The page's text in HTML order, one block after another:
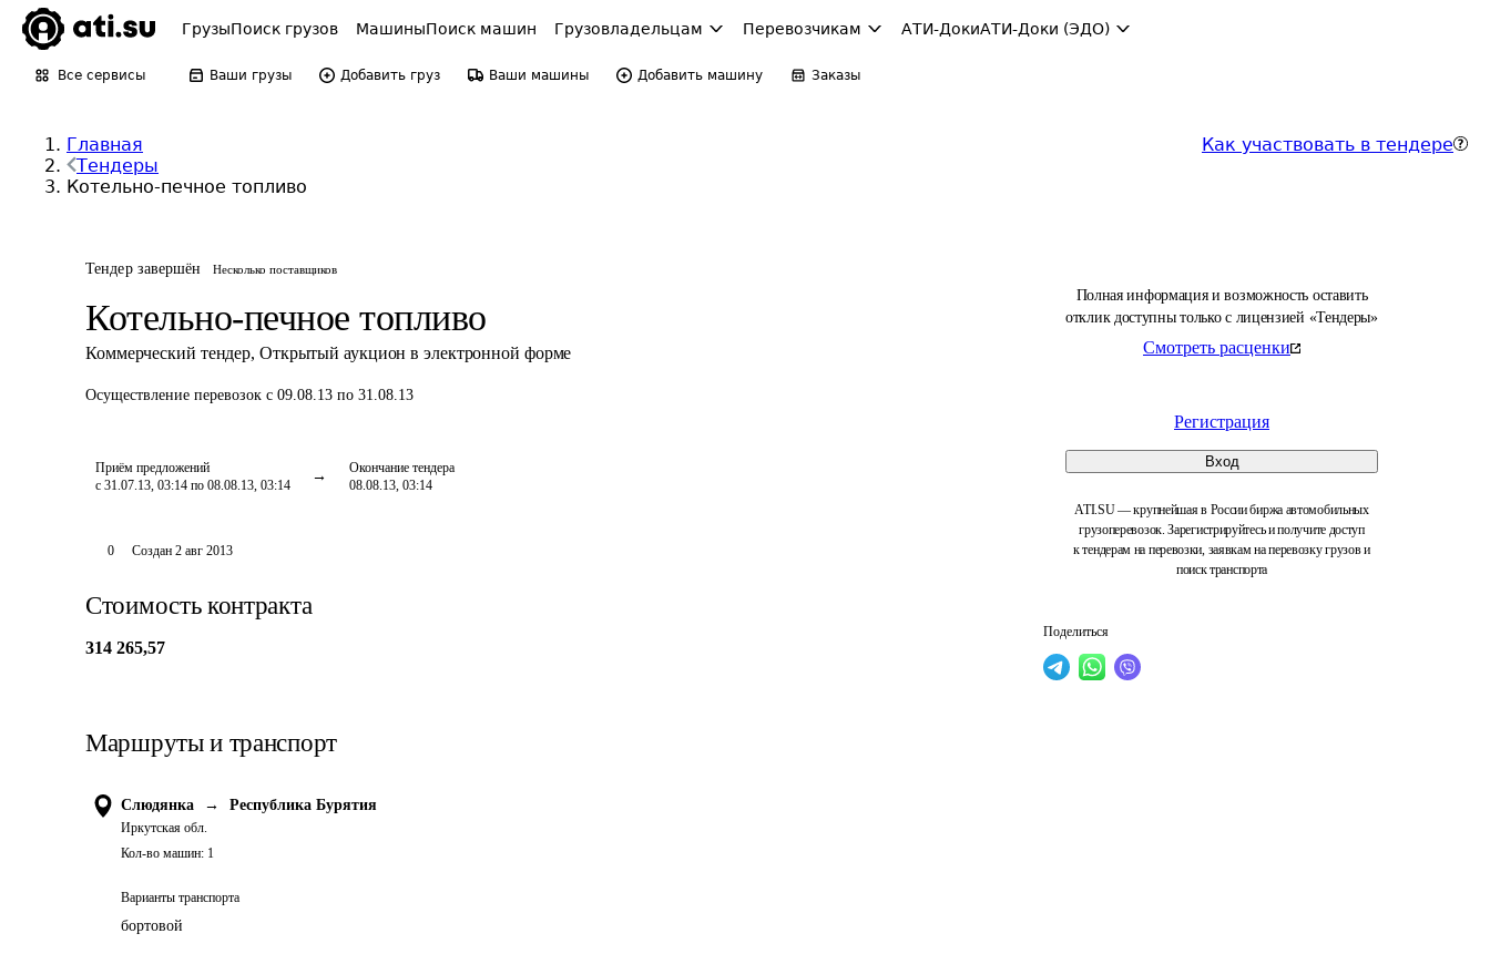
ГрузыПоиск грузов МашиныПоиск машин Грузовладельцам Перевозчикам АТИ-ДокиАТИ-Доки (ЭДО)
Все сервисы Ваши грузы Добавить груз Ваши машины Добавить машину Заказы
Главная
Тендеры
Котельно-печное топливо
Как участвовать в тендере
Тендер завершён Несколько поставщиков
Котельно-печное топливо
Коммерческий тендер, Открытый аукцион в электронной форме
Осуществление перевозок с 09.08.13 по 31.08.13
Приём предложений
с 31.07.13, 03:14 по 08.08.13, 03:14
Окончание тендера
08.08.13, 03:14
Полная информация и возможность оставить
отклик доступны только с лицензией «Тендеры»
Смотреть расценки
Регистрация
Вход
ATI.SU — крупнейшая в России биржа автомобильных
грузоперевозок. Зарегистрируйтесь и получите доступ
к тендерам на перевозки, заявкам на перевозку грузов и
поиск транспорта
Поделиться
0 Создан 2 авг 2013
Стоимость контракта
314 265,57
Маршруты и транспорт
Слюдянка →
Иркутская обл.
Республика Бурятия
Кол-во машин: 1
Варианты транспорта
бортовой